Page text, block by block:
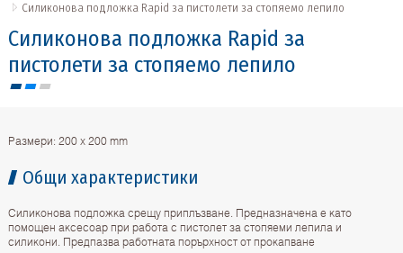
Силиконова подложка Rapid за пистолети за стопяемо лепило
Силиконова подложка Rapid за
пистолети за стопяемо лепило
Размери: 200 x 200 mm
Общи характеристики
Силиконова подложка срещу приплъзване. Предназначена е като
помощен аксесоар при работа с пистолет за стопяеми лепила и
силикони. Предпазва работната порърхност от прокапване